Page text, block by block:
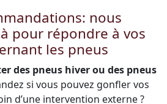
nous
pour répondre à vos
les pneus
des pneus hiver ou des pneus
si vous pouvez gonfler vos
d’une intervention externe ?